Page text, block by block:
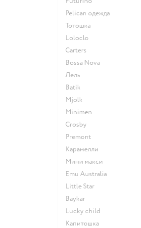
Pelican одежда
Тотошка
Loloclo
Сarters
Bossa Nova
Лель
Batik
Mjolk
Minimen
Crosby
Premont
Карамелли
Мини макси
Emu Australia
Little Star
Baykar
Lucky child
Капитошка